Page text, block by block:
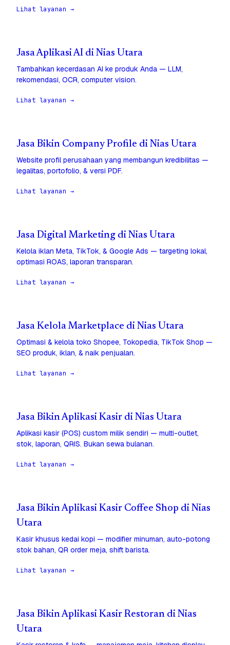
Lihat layanan →
Jasa Aplikasi AI di Nias Utara
Tambahkan kecerdasan AI ke produk Anda — LLM,
rekomendasi, OCR, computer vision.
Lihat layanan →
Jasa Bikin Company Profile di Nias Utara
Website profil perusahaan yang membangun kredibilitas —
legalitas, portofolio, & versi PDF.
Lihat layanan →
Jasa Digital Marketing di Nias Utara
Kelola iklan Meta, TikTok, & Google Ads — targeting lokal,
optimasi ROAS, laporan transparan.
Lihat layanan →
Jasa Kelola Marketplace di Nias Utara
Optimasi & kelola toko Shopee, Tokopedia, TikTok Shop —
SEO produk, iklan, & naik penjualan.
Lihat layanan →
Jasa Bikin Aplikasi Kasir di Nias Utara
Aplikasi kasir (POS) custom milik sendiri — multi-outlet,
stok, laporan, QRIS. Bukan sewa bulanan.
Lihat layanan →
Jasa Bikin Aplikasi Kasir Coffee Shop di Nias
Utara
Kasir khusus kedai kopi — modifier minuman, auto-potong
stok bahan, QR order meja, shift barista.
Lihat layanan →
Jasa Bikin Aplikasi Kasir Restoran di Nias
Utara